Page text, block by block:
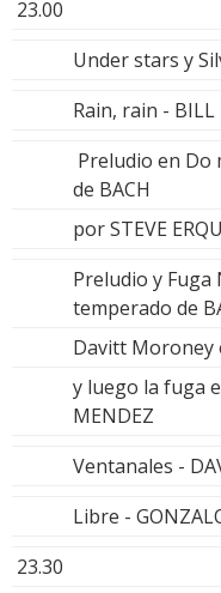
23.00
Under stars y
Rain, rain - BILL
Preludio en Do
de BACH
por STEVE
Preludio y Fuga
temperado de
Davitt Moroney
y luego la fuga
MENDEZ
Ventanales -
Libre -
23.30